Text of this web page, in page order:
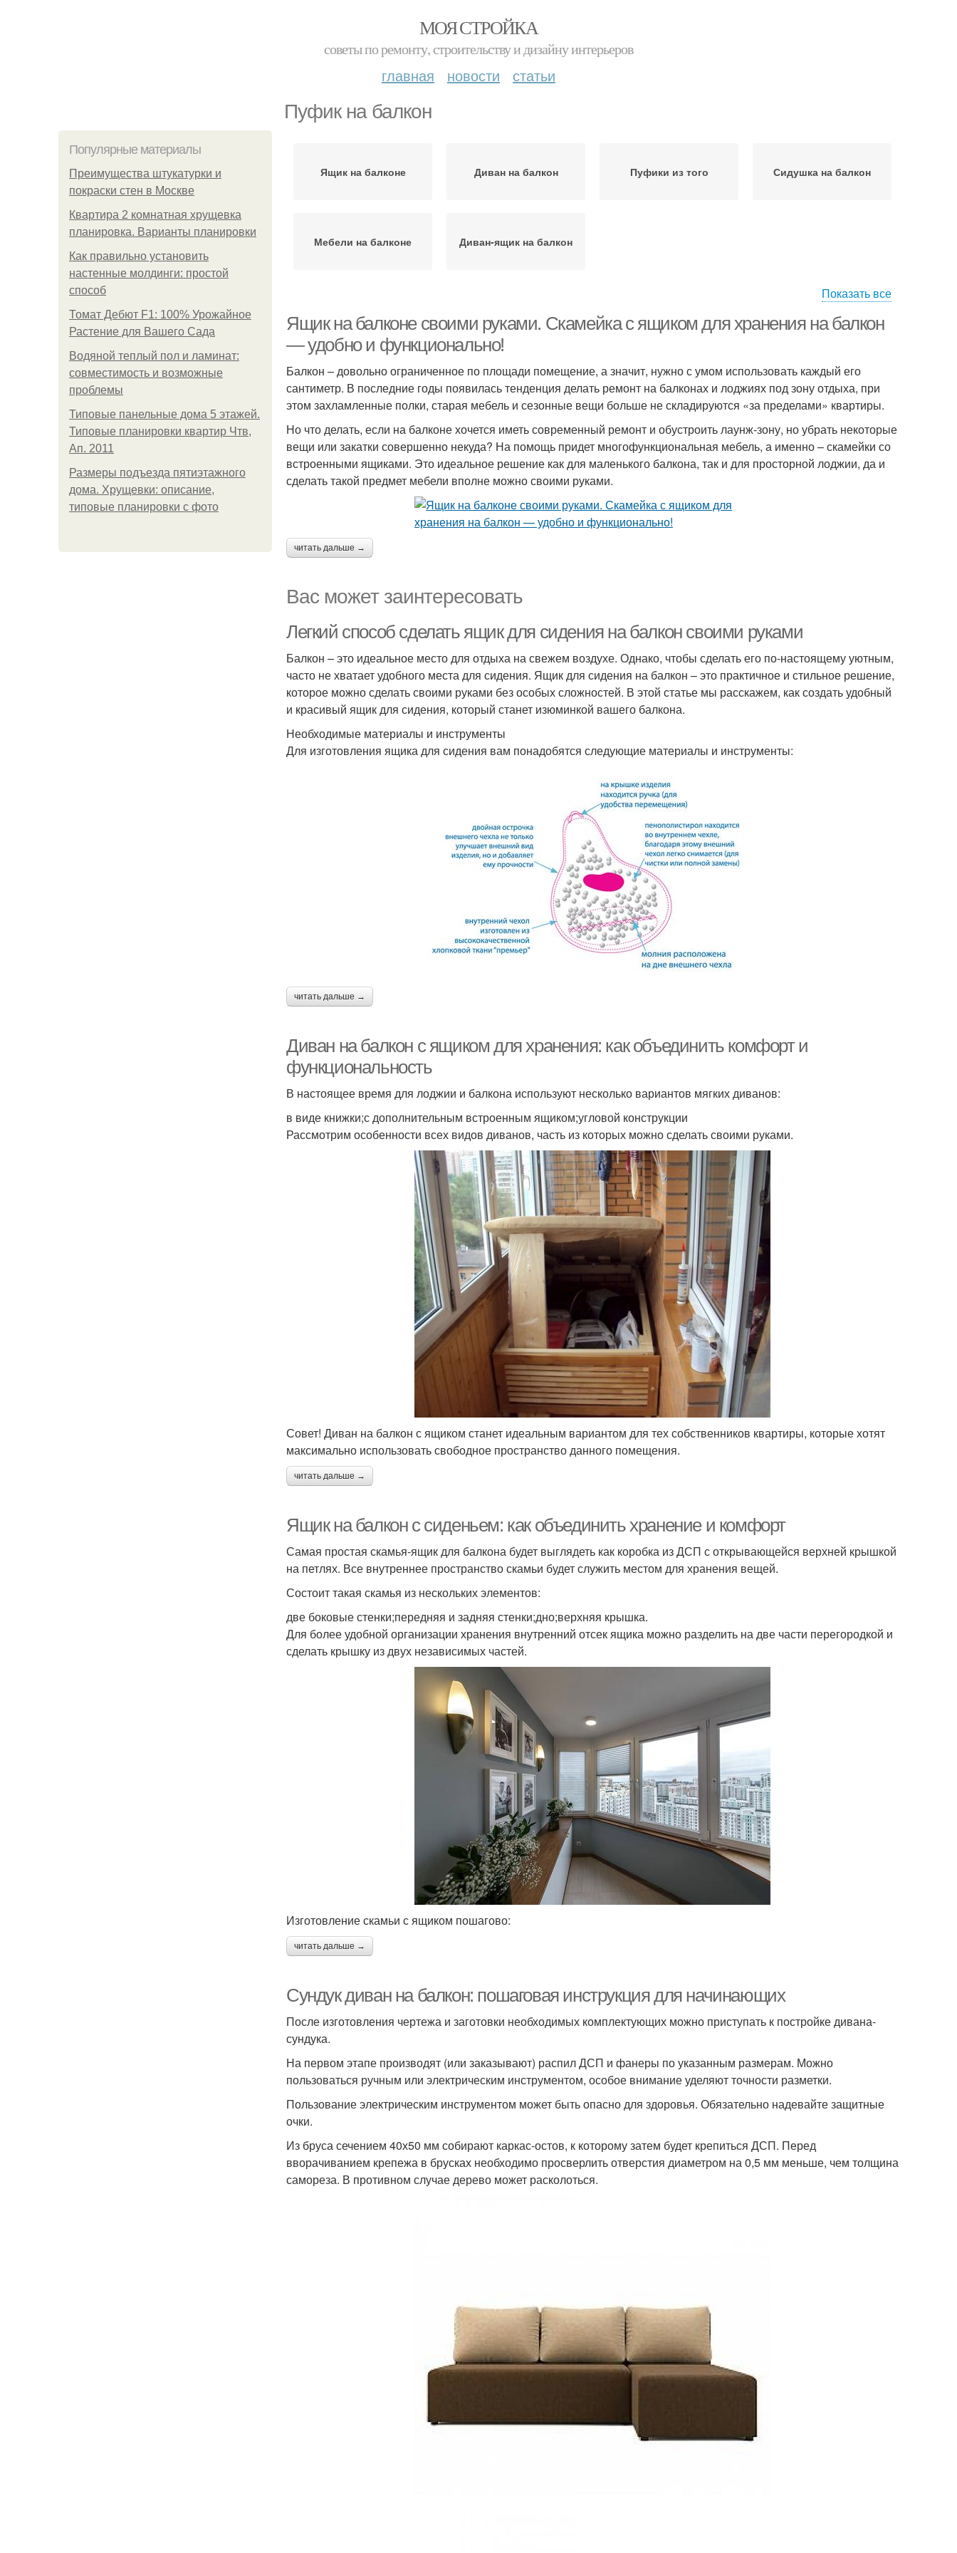
МОЯ СТРОЙКА
советы по ремонту, строительству и дизайну интерьеров
главная новости статьи
Пуфик на балкон
Популярные материалы
Преимущества штукатурки и
покраски стен в Москве
Квартира 2 комнатная хрущевка
планировка. Варианты планировки
Как правильно установить
настенные молдинги: простой
способ
Томат Дебют F1: 100% Урожайное
Растение для Вашего Сада
Водяной теплый пол и ламинат:
совместимость и возможные
проблемы
Типовые панельные дома 5 этажей.
Типовые планировки квартир Чтв,
Ап. 2011
Размеры подъезда пятиэтажного
дома. Хрущевки: описание,
типовые планировки с фото
Ящик на балконе Диван на балкон Пуфики из того Сидушка на балкон
Мебели на балконе Диван-ящик на балкон
Показать все
Ящик на балконе своими руками. Скамейка с ящиком для хранения на балкон
— удобно и функционально!
Балкон – довольно ограниченное по площади помещение, а значит, нужно с умом использовать каждый его
сантиметр. В последние годы появилась тенденция делать ремонт на балконах и лоджиях под зону отдыха, при
этом захламленные полки, старая мебель и сезонные вещи больше не складируются «за пределами» квартиры.
Но что делать, если на балконе хочется иметь современный ремонт и обустроить лаунж-зону, но убрать некоторые
вещи или закатки совершенно некуда? На помощь придет многофункциональная мебель, а именно – скамейки со
встроенными ящиками. Это идеальное решение как для маленького балкона, так и для просторной лоджии, да и
сделать такой предмет мебели вполне можно своими руками.
читать дальше →
Вас может заинтересовать
Легкий способ сделать ящик для сидения на балкон своими руками
Балкон – это идеальное место для отдыха на свежем воздухе. Однако, чтобы сделать его по-настоящему уютным,
часто не хватает удобного места для сидения. Ящик для сидения на балкон – это практичное и стильное решение,
которое можно сделать своими руками без особых сложностей. В этой статье мы расскажем, как создать удобный
и красивый ящик для сидения, который станет изюминкой вашего балкона.
Необходимые материалы и инструменты
Для изготовления ящика для сидения вам понадобятся следующие материалы и инструменты:
читать дальше →
Диван на балкон с ящиком для хранения: как объединить комфорт и
функциональность
В настоящее время для лоджии и балкона используют несколько вариантов мягких диванов:
в виде книжки;с дополнительным встроенным ящиком;угловой конструкции
Рассмотрим особенности всех видов диванов, часть из которых можно сделать своими руками.
Совет! Диван на балкон с ящиком станет идеальным вариантом для тех собственников квартиры, которые хотят
максимально использовать свободное пространство данного помещения.
читать дальше →
Ящик на балкон с сиденьем: как объединить хранение и комфорт
Самая простая скамья-ящик для балкона будет выглядеть как коробка из ДСП с открывающейся верхней крышкой
на петлях. Все внутреннее пространство скамьи будет служить местом для хранения вещей.
Состоит такая скамья из нескольких элементов:
две боковые стенки;передняя и задняя стенки;дно;верхняя крышка.
Для более удобной организации хранения внутренний отсек ящика можно разделить на две части перегородкой и
сделать крышку из двух независимых частей.
Изготовление скамьи с ящиком пошагово:
читать дальше →
Сундук диван на балкон: пошаговая инструкция для начинающих
После изготовления чертежа и заготовки необходимых комплектующих можно приступать к постройке дивана-
сундука.
На первом этапе производят (или заказывают) распил ДСП и фанеры по указанным размерам. Можно
пользоваться ручным или электрическим инструментом, особое внимание уделяют точности разметки.
Пользование электрическим инструментом может быть опасно для здоровья. Обязательно надевайте защитные
очки.
Из бруса сечением 40х50 мм собирают каркас-остов, к которому затем будет крепиться ДСП. Перед
вворачиванием крепежа в брусках необходимо просверлить отверстия диаметром на 0,5 мм меньше, чем толщина
самореза. В противном случае дерево может расколоться.